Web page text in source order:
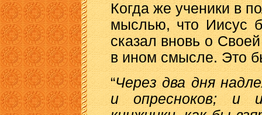
Когда же ученики в
мыслью, что Иисус
сказал вновь о
в ином смысле. Это
“Через два дня
и опресноков; и